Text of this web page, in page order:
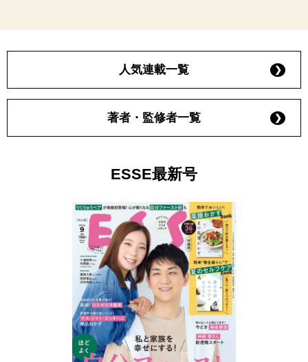
人気連載一覧
著者・監修者一覧
ESSE最新号